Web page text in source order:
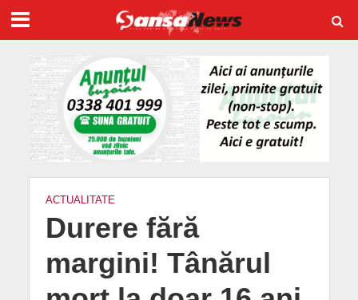
ACTUALITATE
Durere fără
margini! Tânărul